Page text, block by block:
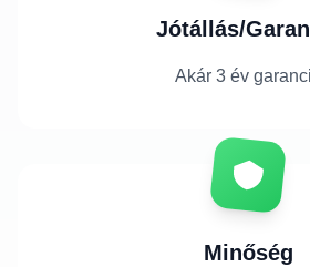
Jótállás/
Akár 3 év
Minőség